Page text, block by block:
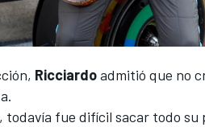
Ricciardoadmitió que no
todavía fue difícil sacar todo su